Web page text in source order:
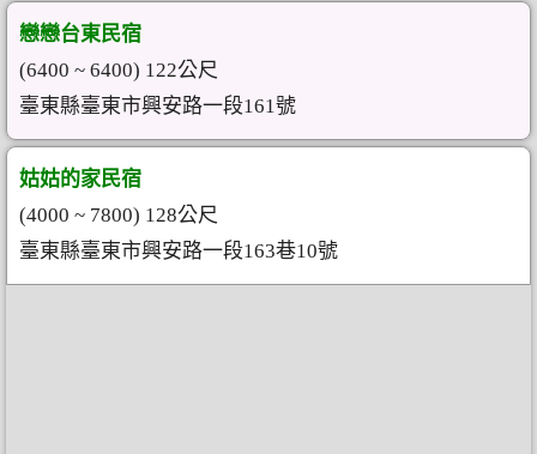
戀戀台東民宿
(6400 ~ 6400) 122公尺
臺東縣臺東市興安路一段161號
姑姑的家民宿
(4000 ~ 7800) 128公尺
臺東縣臺東市興安路一段163巷10號